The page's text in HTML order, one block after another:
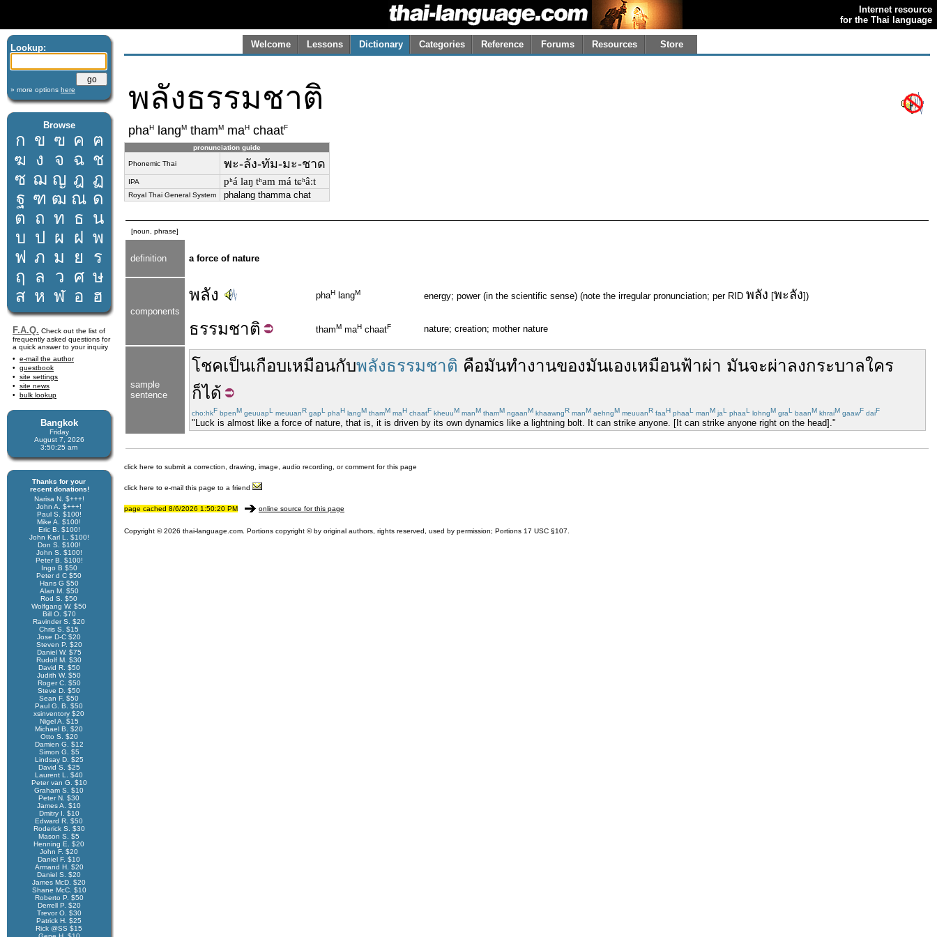
Internet resource
for the Thai language
Lookup:
» more options here
Browse
ก ข ฃ ค ฅ
ฆ ง จ ฉ ช
ซ ฌ ญ ฎ ฏ
ฐ ฑ ฒ ณ ด
ต ถ ท ธ น
บ ป ผ ฝ พ
ฟ ภ ม ย
ร
ฤ
ล ว ศ ษ
ส ห ฬ อ ฮ
F.A.Q. Check out the list of
frequently asked questions for
a quick answer to your inquiry
e-mail the author
guestbook
site settings
site news
bulk lookup
Bangkok
Friday
August 7, 2026
3:50:25 am
Thanks for your
recent donations!
Narisa N. $+++!
John A. $+++!
Paul S. $100!
Mike A. $100!
Eric B. $100!
John Karl L. $100!
Don S. $100!
John S. $100!
Peter B. $100!
Ingo B $50
Peter d C $50
Hans G $50
Alan M. $50
Rod S. $50
Wolfgang W. $50
Bill O. $70
Ravinder S. $20
Chris S. $15
Jose D-C $20
Steven P. $20
Daniel W. $75
Rudolf M. $30
David R. $50
Judith W. $50
Roger C. $50
Steve D. $50
Sean F. $50
Paul G. B. $50
xsinventory $20
Nigel A. $15
Michael B. $20
Otto S. $20
Damien G. $12
Simon G. $5
Lindsay D. $25
David S. $25
Laurent L. $40
Peter van G. $10
Graham S. $10
Peter N. $30
James A. $10
Dmitry I. $10
Edward R. $50
Roderick S. $30
Mason S. $5
Henning E. $20
John F. $20
Daniel F. $10
Armand H. $20
Daniel S. $20
James McD. $20
Shane McC. $10
Roberto P. $50
Derrell P. $20
Trevor O. $30
Patrick H. $25
Rick @SS $15
Welcome Lessons Dictionary Categories Reference Forums Resources Store
พลังธรรมชาติ
phaH langM thamM maH chaatF
pronunciation guide
Phonemic Thai พะ-ลัง-ทัม-มะ-ชาด
IPA pʰá laŋ tʰam má tɕʰâːt
Royal Thai General System phalang thamma chat
[noun, phrase]
definition a force of nature
components
พลัง phaH langM energy; power (in the scientific sense) (note the irregular pronunciation; per RID พลัง [พะลัง])
ธรรมชาติ thamM maH chaatF nature; creation; mother nature
sample
sentence
โชคเป็นเกือบเหมือนกับพลังธรรมชาติ คือมันทำงานของมันเองเหมือนฟ้าผ่า มันจะผ่าลงกระบาลใคร
ก็ได้
cho:hkF bpenM geuuapL meuuanR gapL phaH langM thamM maH chaatF kheuuM manM thamM ngaanM khaawngR manM aehngM meuuanR faaH phaaL manM jaL phaaL lohngM graL baanM khraiM gaawF daiF
"Luck is almost like a force of nature, that is, it is driven by its own dynamics like a lightning bolt. It can strike anyone. [It can strike anyone right on the head]."
click here to submit a correction, drawing, image, audio recording, or comment for this page
click here to e-mail this page to a friend
page cached 8/6/2026 1:50:20 PM online source for this page
Copyright © 2026 thai-language.com. Portions copyright © by original authors, rights reserved, used by permission; Portions 17 USC §107